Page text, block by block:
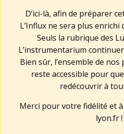
D’ici-là, afin de préparer
L’Influx ne sera plus enrichi
Seuls la rubrique des
L’instrumentarium
Bien sûr, l’ensemble de
reste accessible pour
redécouvrir à
Merci pour votre fidélité et
lyon.fr!